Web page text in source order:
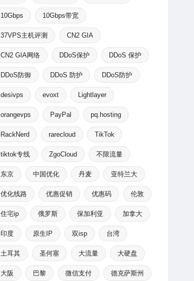
10Gbps 10Gbps带宽
37VPS主机评测 CN2 GIA
CN2 GIA网络 DDoS保护 DDoS 保护
DDoS防御 DDoS 防护 DDoS防护
desivps evoxt Lightlayer
orangevps PayPal pq.hosting
RackNerd rarecloud TikTok
tiktok专线 ZgoCloud 不限流量
东京 中国优化 丹麦 亚特兰大
优化线路 优惠促销 优惠码 伦敦
住宅ip 俄罗斯 保加利亚 加拿大
印度 原生IP 双isp 台湾
土耳其 圣何塞 大流量 大硬盘
大阪 巴黎 微信支付 德克萨斯州